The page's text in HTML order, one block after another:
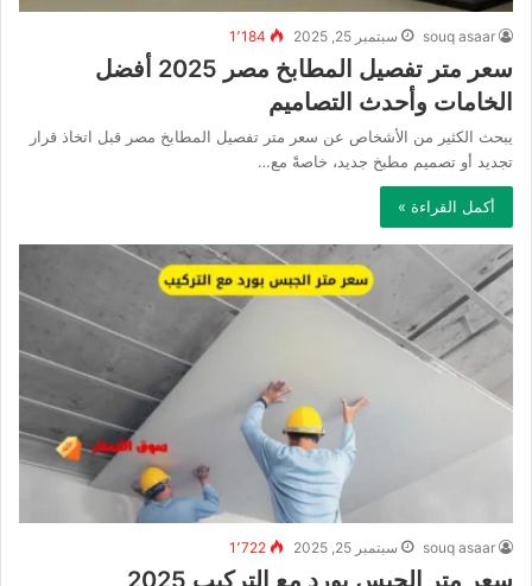
souq asaar سبتمبر 25, 2025 1٬184
سعر متر تفصيل المطابخ مصر 2025 أفضل
الخامات وأحدث التصاميم
يبحث الكثير من الأشخاص عن سعر متر تفصيل المطابخ مصر قبل اتخاذ قرار
تجديد أو تصميم مطبخ جديد، خاصةً مع…
أكمل القراءة »
souq asaar سبتمبر 25, 2025 1٬722
سعر متر الجبس بورد مع التركيب 2025